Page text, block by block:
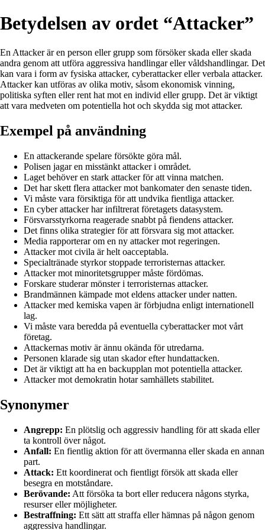
Betydelsen av ordet “Attacker”
En Attacker är en person eller grupp som försöker skada eller skada
andra genom att utföra aggressiva handlingar eller våldshandlingar. Det
kan vara i form av fysiska attacker, cyberattacker eller verbala attacker.
Attacker kan utföras av olika motiv, såsom ekonomisk vinning,
politiska syften eller rent hat mot en individ eller grupp. Det är viktigt
att vara medveten om potentiella hot och skydda sig mot attacker.
Exempel på användning
En attackerande spelare försökte göra mål.
Polisen jagar en misstänkt attacker i området.
Laget behöver en stark attacker för att vinna matchen.
Det har skett flera attacker mot bankomater den senaste tiden.
Vi måste vara försiktiga för att undvika fientliga attacker.
En cyber attacker har infiltrerat företagets datasystem.
Försvarsstyrkorna reagerade snabbt på fiendens attacker.
Det finns olika strategier för att försvara sig mot attacker.
Media rapporterar om en ny attacker mot regeringen.
Attacker mot civila är helt oacceptabla.
Specialtränade styrkor stoppade terroristernas attacker.
Attacker mot minoritetsgrupper måste fördömas.
Forskare studerar mönster i terroristernas attacker.
Brandmännen kämpade mot eldens attacker under natten.
Attacker med kemiska vapen är förbjudna enligt internationell
lag.
Vi måste vara beredda på eventuella cyberattacker mot vårt
företag.
Attackernas motiv är ännu okända för utredarna.
Personen klarade sig utan skador efter hundattacken.
Det är viktigt att ha en backupplan mot potentiella attacker.
Attacker mot demokratin hotar samhällets stabilitet.
Synonymer
Angrepp: En plötslig och aggressiv handling för att skada eller
ta kontroll över något.
Anfall: En fientlig aktion för att övermanna eller skada en annan
part.
Attack: Ett koordinerat och fientligt försök att skada eller
besegra en motståndare.
Berövande: Att försöka ta bort eller reducera någons styrka,
resurser eller möjligheter.
Bestraffning: Ett sätt att straffa eller hämnas på någon genom
aggressiva handlingar.